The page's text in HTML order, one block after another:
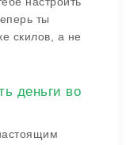
ты
скилов, а не
деньги во